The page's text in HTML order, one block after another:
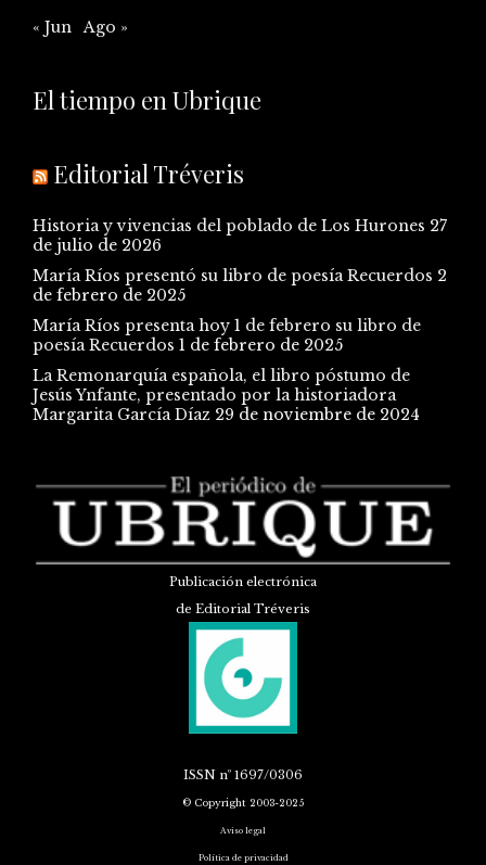
« Jun Ago »
El tiempo en Ubrique
Editorial Tréveris
Historia y vivencias del poblado de Los Hurones 27
de julio de 2026
María Ríos presentó su libro de poesía Recuerdos 2
de febrero de 2025
María Ríos presenta hoy 1 de febrero su libro de
poesía Recuerdos 1 de febrero de 2025
La Remonarquía española, el libro póstumo de
Jesús Ynfante, presentado por la historiadora
Margarita García Díaz 29 de noviembre de 2024
Publicación electrónica
de Editorial Tréveris
ISSN nº 1697/0306
© Copyright 2003-2025
Aviso legal
Política de privacidad